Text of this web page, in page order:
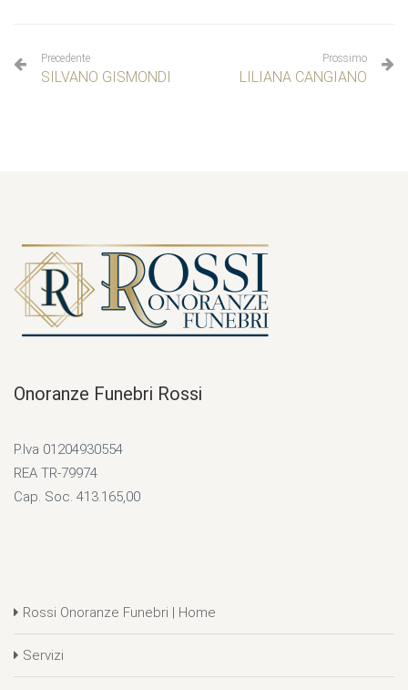
Precedente
SILVANO GISMONDI
Prossimo
LILIANA CANGIANO
Onoranze Funebri Rossi
P.Iva 01204930554
REA TR-79974
Cap. Soc. 413.165,00
Rossi Onoranze Funebri | Home
Servizi